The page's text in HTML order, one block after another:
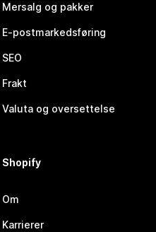
Mersalg og pakker
E-postmarkedsføring
SEO
Frakt
Valuta og oversettelse
Shopify
Om
Karrierer